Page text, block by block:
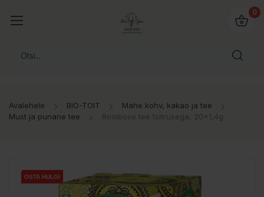
0
Avalehele BIO-TOIT
Mahe kohv, kakao ja tee
Must ja punane tee
Rooibose tee tsitrusega, 20x1,4g
OSTA HULGI
OSTA HULGI
OSTA HULGI